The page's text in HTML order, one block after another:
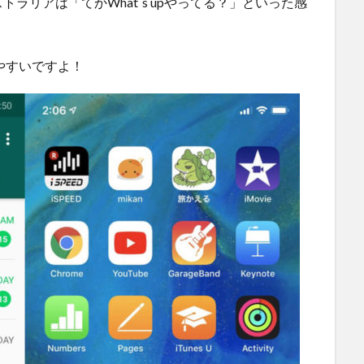
いですよ！